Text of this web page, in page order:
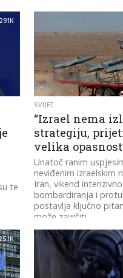
29.1K
te
SVIJET
“Izrael nema
strategiju,
velika
Unatoč ranim
neviđenim izraelskim
Iran, vikend
bombardiranja i
postavlja ključno
može završiti...